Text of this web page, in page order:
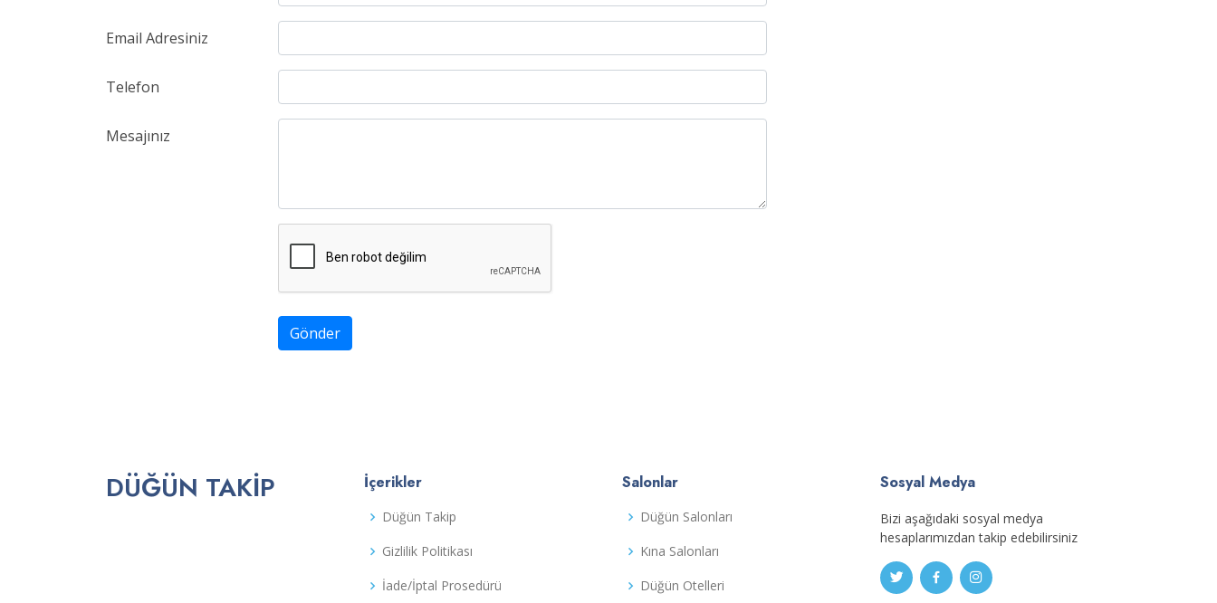
Email Adresiniz
Telefon
Mesajınız
Gönder
DÜĞÜN TAKIP İçerikler
Düğün Takip
Gizlilik Politikası
İade/İptal Prosedürü
Salonlar
Düğün Salonları
Kına Salonları
Düğün Otelleri
Sosyal Medya
Bizi aşağıdaki sosyal medya
hesaplarımızdan takip edebilirsiniz